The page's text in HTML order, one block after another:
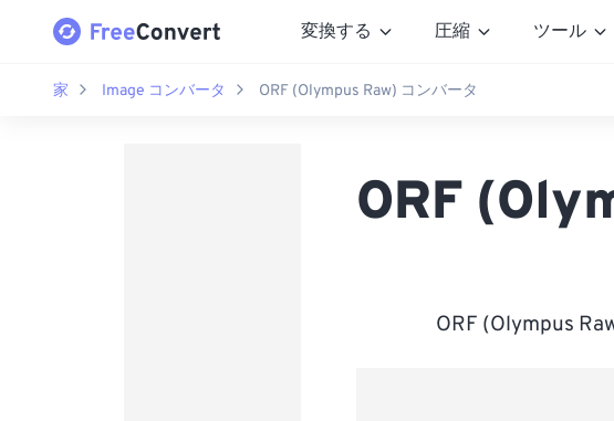
変換する 圧縮 ツール
家 Image コンバータ ORF (Olympus Raw) コンバータ
ORF
ORF (Olympus